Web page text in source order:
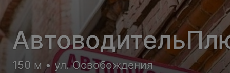
150 м • ул. Освобождения